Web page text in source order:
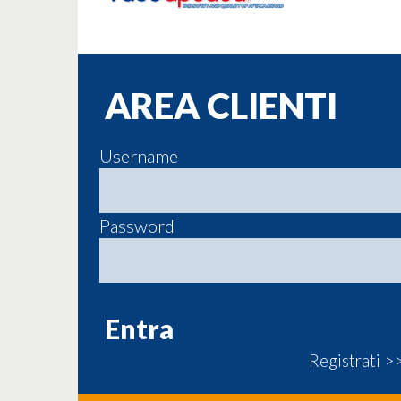
AREA CLIENTI
Username
Password
Registrati